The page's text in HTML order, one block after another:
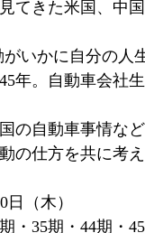
中国の自
いかに自分の
自動車会社生
動車事情など
方を共に考え
（木）
35期・44期・45